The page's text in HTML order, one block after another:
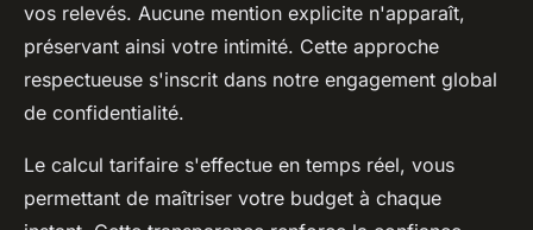
vos relevés. Aucune mention explicite n'apparaît,
préservant ainsi votre intimité. Cette approche
respectueuse s'inscrit dans notre engagement global
de confidentialité.
Le calcul tarifaire s'effectue en temps réel, vous
permettant de maîtriser votre budget à chaque